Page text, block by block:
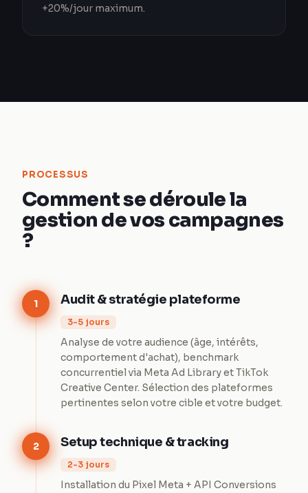
+20%/jour maximum.
PROCESSUS
Comment se déroule la
gestion de vos campagnes
?
1 Audit & stratégie plateforme
3-5 jours
Analyse de votre audience (âge, intérêts,
comportement d'achat), benchmark
concurrentiel via Meta Ad Library et TikTok
Creative Center. Sélection des plateformes
pertinentes selon votre cible et votre budget.
2 Setup technique & tracking
2-3 jours
Installation du Pixel Meta + API Conversions